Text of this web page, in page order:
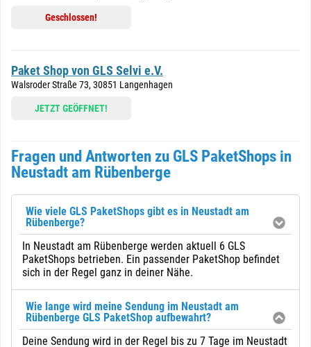
Geschlossen!
Paket Shop von GLS Selvi e.V.
Walsroder Straße 73, 30851 Langenhagen
JETZT GEÖFFNET!
Fragen und Antworten zu GLS PaketShops in
Neustadt am Rübenberge
Wie viele GLS PaketShops gibt es in Neustadt am
Rübenberge?
In Neustadt am Rübenberge werden aktuell 6 GLS
PaketShops betrieben. Ein passender PaketShop befindet
sich in der Regel ganz in deiner Nähe.
Wie lange wird meine Sendung im Neustadt am
Rübenberge GLS PaketShop aufbewahrt?
Deine Sendung wird in der Regel bis zu 7 Tage im Neustadt